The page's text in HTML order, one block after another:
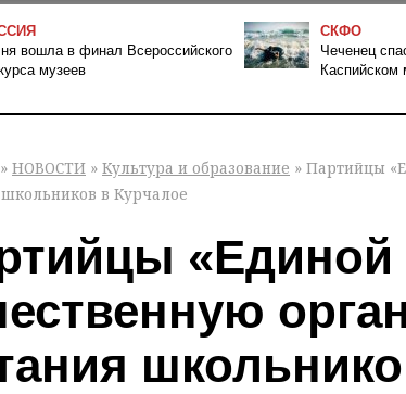
вошла в финал Всероссийского
музеев
СКФО
Чеченец
Каспийском
» НОВОСТИ » Культура и образование » Партийцы
в Курчалое
«Единой